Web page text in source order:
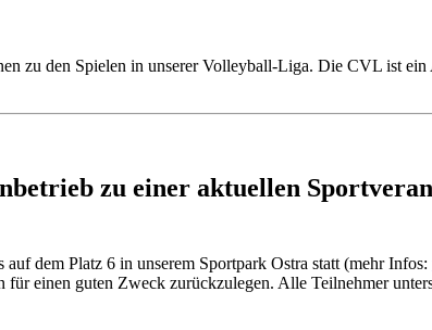
zu den Spielen in unserer Volleyball-Liga. Die CVL ist ein
zu einer aktuellen
dem Platz 6 in unserem Sportpark Ostra statt (mehr Infos:
einen guten Zweck zurückzulegen. Alle Teilnehmer